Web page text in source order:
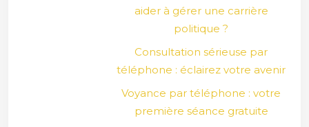
aider à gérer une carrière
politique ?
Consultation sérieuse par
téléphone : éclairez votre avenir
Voyance par téléphone : votre
première séance gratuite